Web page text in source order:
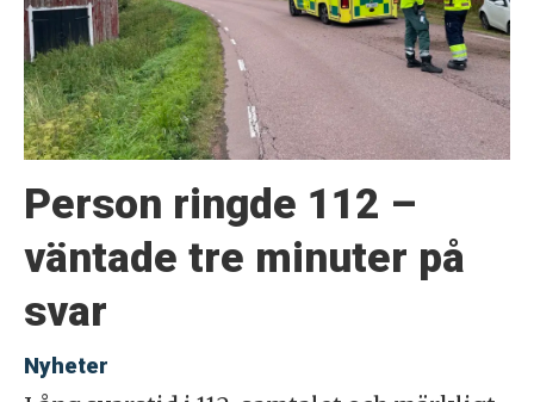
Person ringde 112 –
väntade tre minuter på
svar
Nyheter